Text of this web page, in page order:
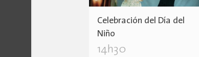
Celebración del Día del
Niño
14h30